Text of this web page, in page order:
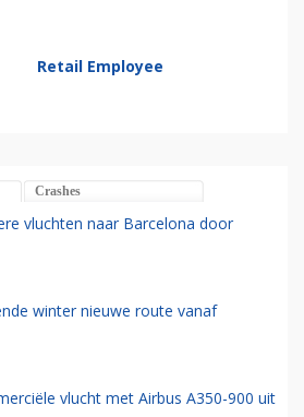
Retail Employee
Crashes
vluchten naar Barcelona door
winter nieuwe route vanaf
vlucht met Airbus A350-900 uit